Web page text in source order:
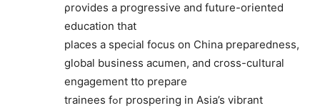
ρrovides a progressive and future-oriented
education thаt
places a special focus оn China preparedness,
global business acumen, and cross-cultural
engagement tto prepare
trainees fߋr prospering іn Asia’s vibrant